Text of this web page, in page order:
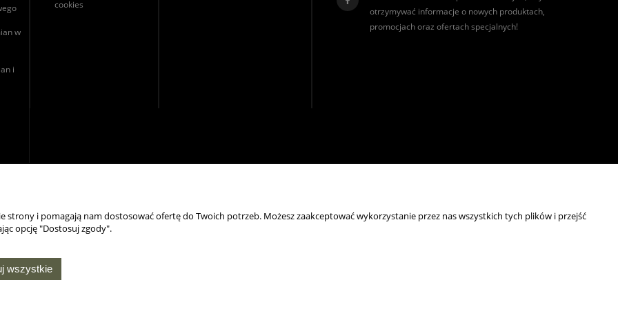
w
i
cookies
otrzymywać informacje o nowych produktach,
promocjach oraz ofertach specjalnych!
strony i pomagają nam dostosować ofertę do Twoich potrzeb. Możesz zaakceptować wykorzystanie przez nas wszystkich tych plików i przejść
opcję "Dostosuj zgody".
wszystkie